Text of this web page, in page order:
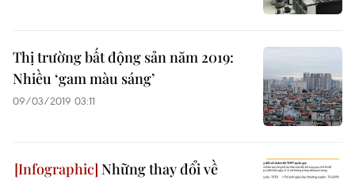
Thị trường bất động sản năm 2019:
Nhiều ‘gam màu sáng’
09/03/2019 03:11
Những thay đổi về